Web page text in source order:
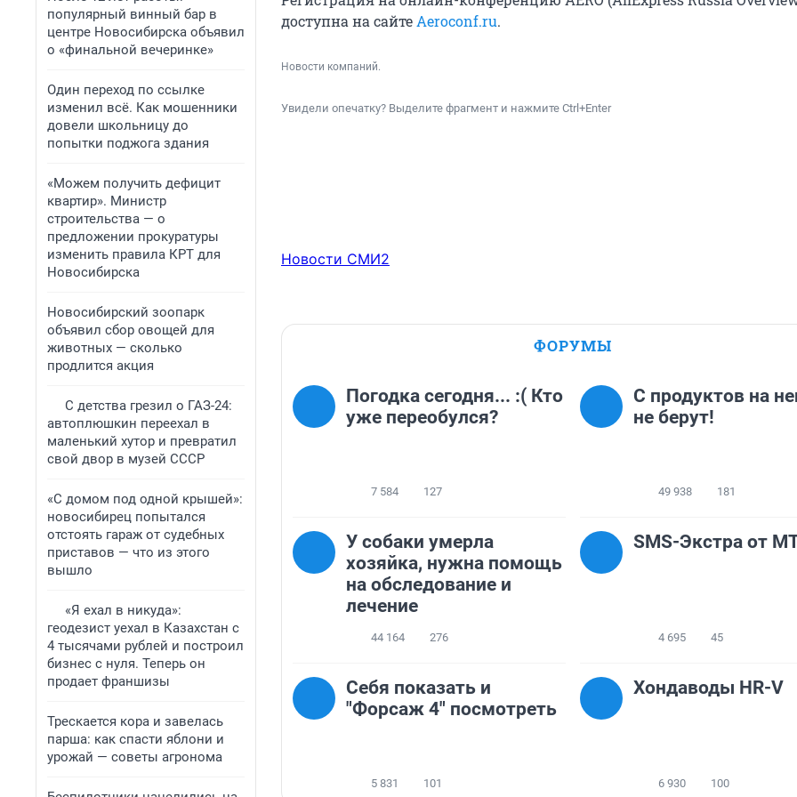
популярный винный бар в
центре Новосибирска объявил
о «финальной вечеринке»
Один переход по ссылке
изменил всё. Как мошенники
довели школьницу до
попытки поджога здания
«Можем получить дефицит
квартир». Министр
строительства — о
предложении прокуратуры
изменить правила КРТ для
Новосибирска
Новосибирский зоопарк
объявил сбор овощей для
животных — сколько
продлится акция
С детства грезил о ГАЗ-24:
автоплюшкин переехал в
маленький хутор и превратил
свой двор в музей СССР
«С домом под одной крышей»:
новосибирец попытался
отстоять гараж от судебных
приставов — что из этого
вышло
«Я ехал в никуда»:
геодезист уехал в Казахстан с
4 тысячами рублей и построил
бизнес с нуля. Теперь он
продает франшизы
Трескается кора и завелась
парша: как спасти яблони и
урожай — советы агронома
доступна на сайте Aeroconf.ru.
Новости компаний.
Увидели опечатку? Выделите фрагмент и нажмите Ctrl+Enter
Новости СМИ2
ФОРУМЫ
Погодка сегодня... :( Кто
уже переобулся?
7 584 127
С продуктов на
не берут!
49 938 181
У собаки умерла
хозяйка, нужна помощь
на обследование и
лечение
44 164 276
SMS-Экстра от
4 695 45
Себя показать и
"Форсаж 4" посмотреть
5 831 101
Хондаводы HR-V
6 930 100